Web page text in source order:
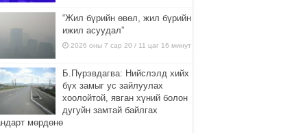
“Жил бүрийн өвөл, жил бүрийн
ижил асуудал”
2026 оны 7 сар 20 / 11 цаг 16 минут
Б.Пүрэвдагва: Нийслэлд хийх
бүх замыг ус зайлуулах
хоолойтой, явган хүний болон
дугуйн замтай байлгах
мөрдөнө